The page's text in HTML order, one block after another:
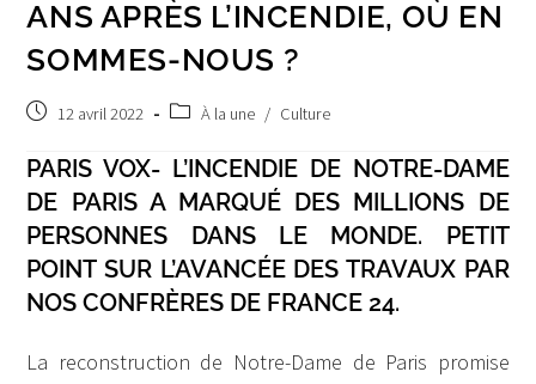
ANS APRÈS L’INCENDIE, OÙ EN
SOMMES-NOUS ?
Publication
12 avril 2022
PostÀ la une / Culture
PARIS VOX- L’INCENDIE DE NOTRE-DAME
DE PARIS A MARQUÉ DES MILLIONS DE
PERSONNES DANS LE MONDE. PETIT
POINT SUR L’AVANCÉE DES TRAVAUX PAR
NOS CONFRÈRES DE FRANCE 24.
La reconstruction de Notre-Dame de Paris promise